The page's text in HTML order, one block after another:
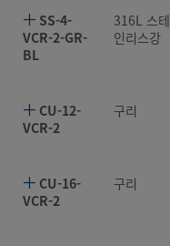
SS-4-
VCR-2-GR-
BL
316L 스테
인리스강
CU-12-
VCR-2
구리
CU-16-
VCR-2
구리